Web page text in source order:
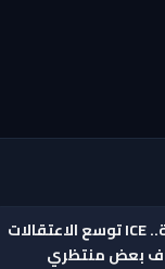
حتى في الرحلات الداخلية.. ICE توسع الاعتقالات
بعض منتظري